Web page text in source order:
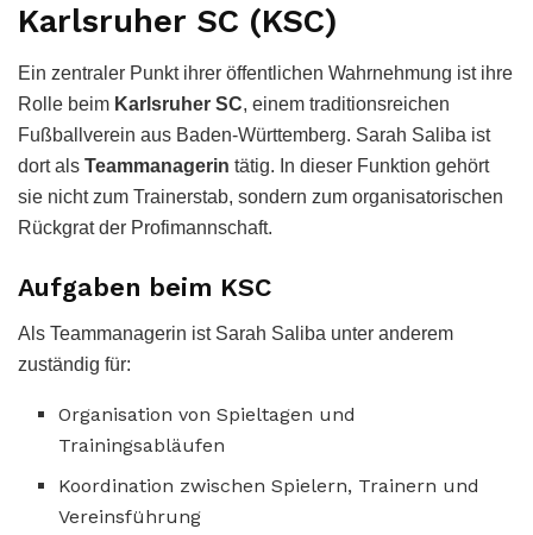
Karlsruher SC (KSC)
Ein zentraler Punkt ihrer öffentlichen Wahrnehmung ist ihre
Rolle beim Karlsruher SC, einem traditionsreichen
Fußballverein aus Baden-Württemberg. Sarah Saliba ist
dort als Teammanagerin tätig. In dieser Funktion gehört
sie nicht zum Trainerstab, sondern zum organisatorischen
Rückgrat der Profimannschaft.
Aufgaben beim KSC
Als Teammanagerin ist Sarah Saliba unter anderem
zuständig für:
Organisation von Spieltagen und
Trainingsabläufen
Koordination zwischen Spielern, Trainern und
Vereinsführung